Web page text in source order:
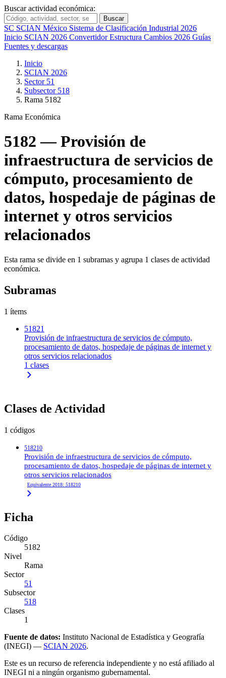
Buscar actividad económica:
Buscar
SC SCIAN México Sistema de Clasificación Industrial 2026
Inicio SCIAN 2026 ConvertidorEstructura Cambios 2026 Guías
Fuentes y descargas
Inicio
SCIAN 2026
Sector 51
Subsector 518
Rama 5182
Rama Económica
5182 — Provisión de
infraestructura de servicios de
cómputo, procesamiento de
datos, hospedaje de páginas de
internet y otros servicios
relacionados
Esta rama se divide en 1 subramas y agrupa 1 clases de actividad
económica.
Subramas
1 ítems
51821
Provisión de infraestructura de servicios de cómputo,
procesamiento de datos, hospedaje de páginas de internet y
otros servicios relacionados
1 clases
Clases de Actividad
1 códigos
518210
Provisión de infraestructura de servicios de cómputo,
procesamiento de datos, hospedaje de páginas de internet y
otros servicios relacionados
Equivalente 2018: 518210
Ficha
Código
5182
Nivel
Rama
Sector
51
Subsector
518
Clases
1
Fuente de datos: Instituto Nacional de Estadística y Geografía
(INEGI) — SCIAN 2026.
Este es un recurso de referencia independiente y no está afiliado al
INEGI ni a ningún organismo gubernamental.